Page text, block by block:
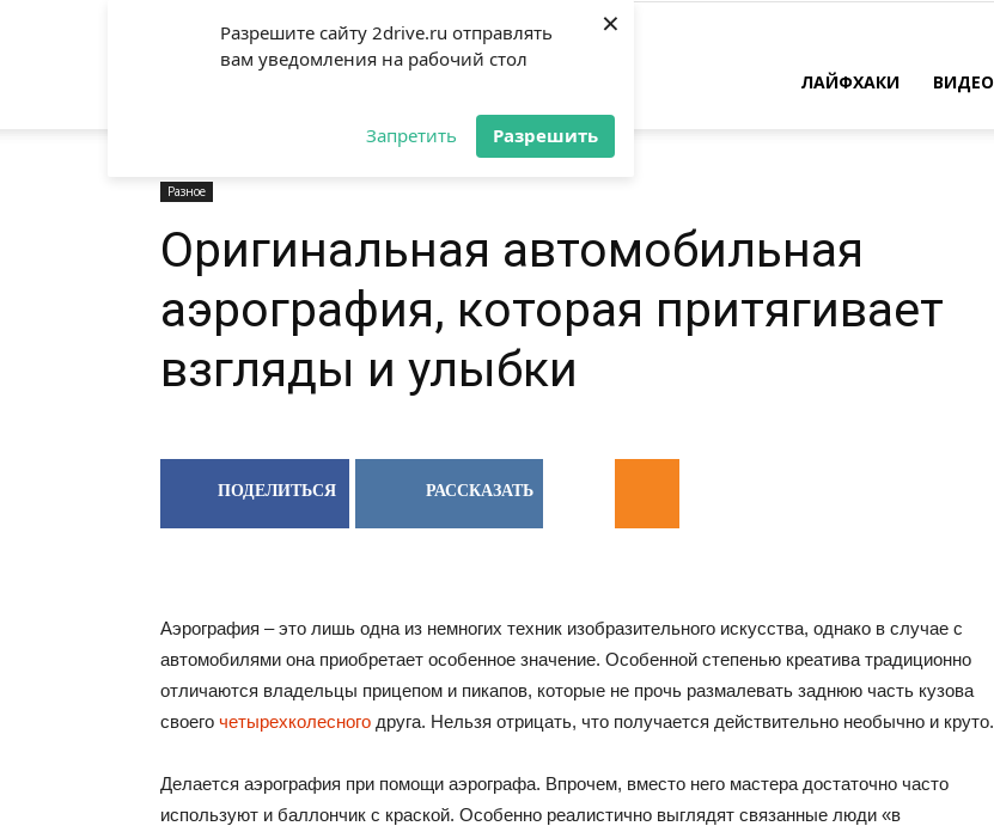
Разрешите сайту 2drive.ru отправлять
вам уведомления на рабочий стол
Запретить Разрешить
×
2DRIVE.RU
ЛАЙФХАКИ ВИДЕО
Разное
Оригинальная автомобильная
аэрография, которая притягивает
взгляды и улыбки
ПОДЕЛИТЬСЯ РАССКАЗАТЬ
Аэрография – это лишь одна из немногих техник изобразительного искусства, однако в случае с
автомобилями она приобретает особенное значение. Особенной степенью креатива традиционно
отличаются владельцы прицепом и пикапов, которые не прочь размалевать заднюю часть кузова
своего четырехколесного друга. Нельзя отрицать, что получается действительно необычно и круто.
Делается аэрография при помощи аэрографа. Впрочем, вместо него мастера достаточно часто
используют и баллончик с краской. Особенно реалистично выглядят связанные люди «в